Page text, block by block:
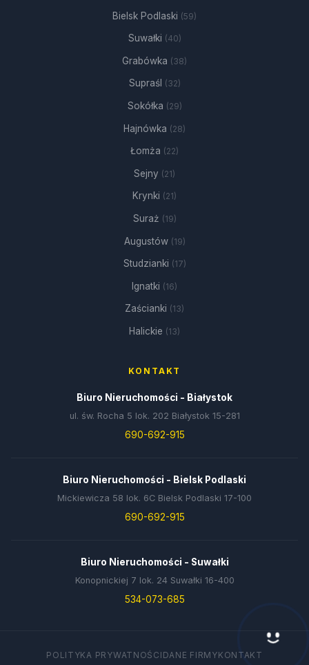
Bielsk Podlaski (59)
Suwałki (40)
Grabówka (38)
Supraśl (32)
Sokółka (29)
Hajnówka (28)
Łomża (22)
Sejny (21)
Krynki (21)
Suraż (19)
Augustów (19)
Studzianki (17)
Ignatki (16)
Zaścianki (13)
Halickie (13)
KONTAKT
Biuro Nieruchomości - Białystok
ul. św. Rocha 5 lok. 202 Białystok 15-281
690-692-915
Biuro Nieruchomości - Bielsk Podlaski
Mickiewicza 58 lok. 6C Bielsk Podlaski 17-100
690-692-915
Biuro Nieruchomości - Suwałki
Konopnickiej 7 lok. 24 Suwałki 16-400
534-073-685
POLITYKA PRYWATNOŚCI DANE FIRMYKONTAKT